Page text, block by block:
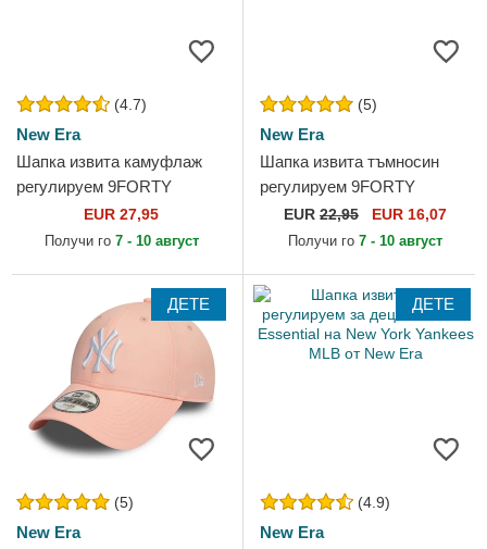
(4.7)
New Era
Шапка извита камуфлаж
регулируем 9FORTY
Essential на New York
Yankees MLB от New Era
EUR 27,95
Получи го 7 - 10 август
(5)
New Era
Шапка извита тъмносин
регулируем 9FORTY
Flawless на New York
Yankees MLB от New Era
EUR 22,95 EUR 16,07
Получи го 7 - 10 август
ДЕТЕ
(5)
New Era
ДЕТЕ
(4.9)
New Era